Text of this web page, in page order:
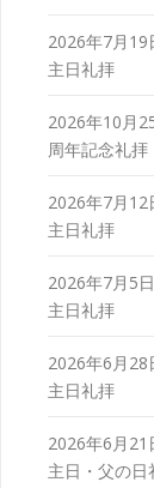
2026年7月19
主日礼拝
2026年10月
周年記念礼拝
2026年7月12
主日礼拝
2026年7月5
主日礼拝
2026年6月28
主日礼拝
2026年6月21
主日・父の日